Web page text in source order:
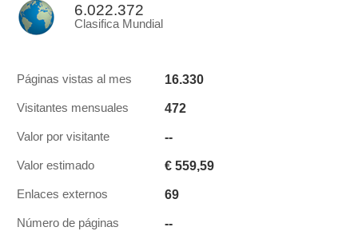
6.022.372
Clasifica Mundial
Páginas vistas al mes 16.330
Visitantes mensuales 472
Valor por visitante --
Valor estimado € 559,59
Enlaces externos 69
Número de páginas --